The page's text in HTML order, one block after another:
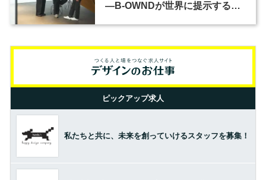
―B-OWNDが世界に提示する美
ピックアップ求人
私たちと共に、未来を創っていけるスタッフを募集！